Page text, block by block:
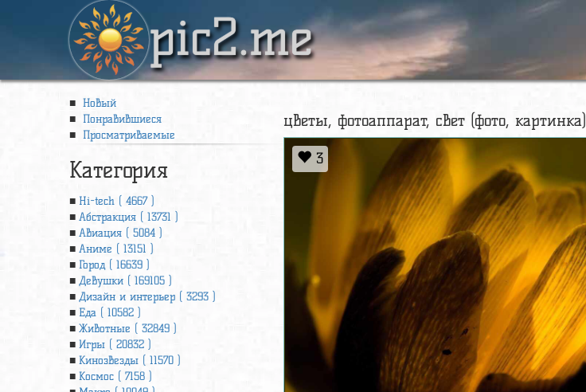
pic2.me
Новый
Понравившиеся
Просматриваемые
Категория
Hi-tech ( 4667 )
Абстракция ( 13731 )
Авиация ( 5084 )
Аниме ( 13151 )
Город ( 16639 )
Девушки ( 169105 )
Дизайн и интерьер ( 3293 )
Еда ( 10582 )
Животные ( 32849 )
Игры ( 20832 )
Кинозвезды ( 11570 )
Космос ( 7158 )
цветы, фотоаппарат, свет (фото, картинка)
3